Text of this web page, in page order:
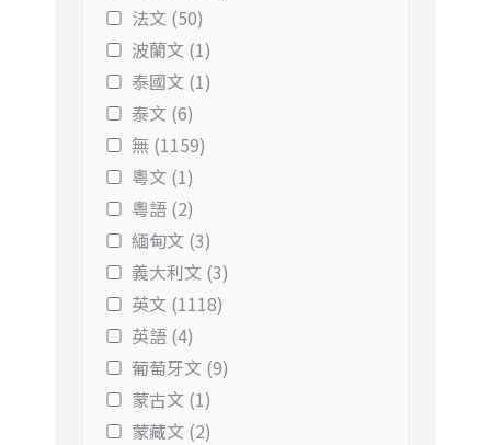
法文 (50)
波蘭文 (1)
泰國文 (1)
泰文 (6)
無 (1159)
粵文 (1)
粵語 (2)
緬甸文 (3)
義大利文 (3)
英文 (1118)
英語 (4)
葡萄牙文 (9)
蒙古文 (1)
蒙藏文 (2)